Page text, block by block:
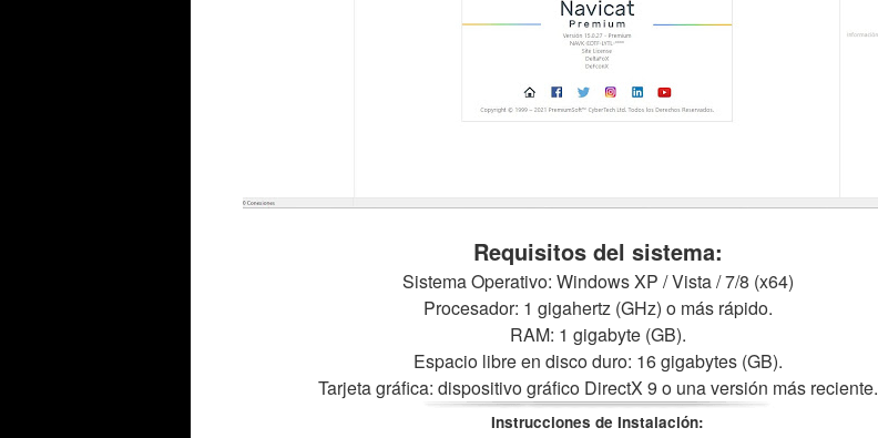
Requisitos del sistema:
Sistema Operativo: Windows XP / Vista / 7/8 (x64)
Procesador: 1 gigahertz (GHz) o más rápido.
RAM: 1 gigabyte (GB).
Espacio libre en disco duro: 16 gigabytes (GB).
Tarjeta gráfica: dispositivo gráfico DirectX 9 o una versión más reciente.
Instrucciones de Instalación: